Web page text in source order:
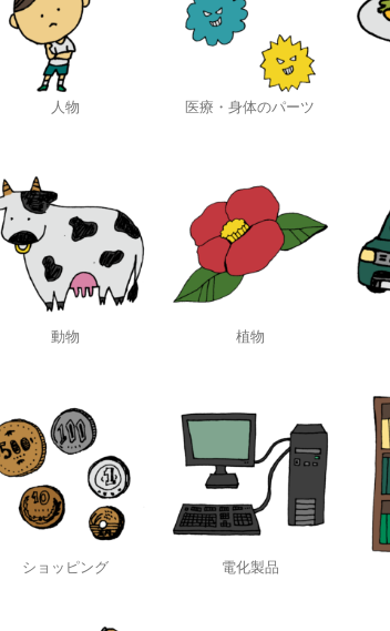
人物 医療・身体のパーツ
動物 植物
ショッピング 電化製品